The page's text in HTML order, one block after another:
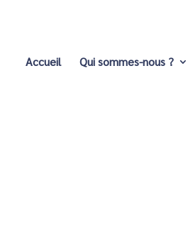
Accueil Qui sommes-nous ?